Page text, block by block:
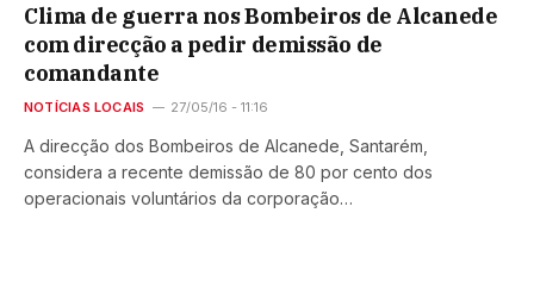
Clima de guerra nos Bombeiros de Alcanede
com direcção a pedir demissão de
comandante
NOTÍCIAS LOCAIS 27/05/16 - 11:16
A direcção dos Bombeiros de Alcanede, Santarém,
considera a recente demissão de 80 por cento dos
operacionais voluntários da corporação…